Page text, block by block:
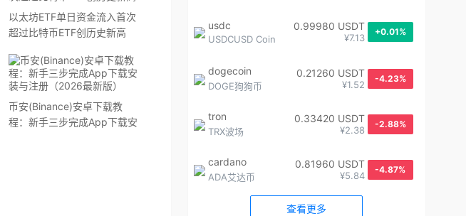
以太坊ETF单日资金流入首次
超过比特币ETF创历史新高
币安(Binance)安卓下载教
程：新手三步完成App下载安
usdc
USDCUSD Coin
0.99980 USDT
¥7.13
+0.01%
dogecoin
DOGE狗狗币
0.21260 USDT
¥1.52
-4.23%
tron
TRX波场
0.33420 USDT
¥2.38
-2.88%
cardano
ADA艾达币
0.81960 USDT
¥5.84
-4.87%
查看更多